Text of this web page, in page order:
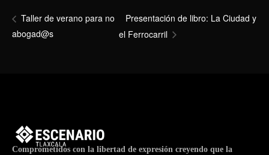
Taller de verano para no
abogad@s
Presentación de libro: La Ciudad y
el Ferrocarril
Comprometidos con la libertad de expresión creyendo que la